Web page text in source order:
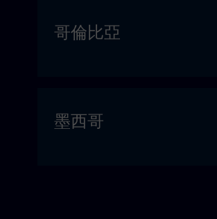
哥倫比亞
墨西哥